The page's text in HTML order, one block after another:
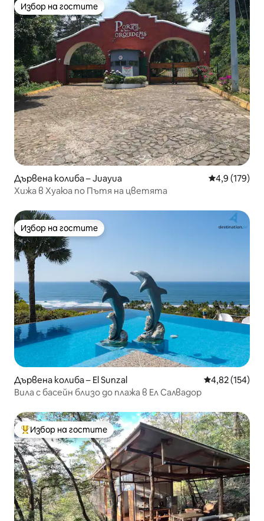
Избор на гостите
Избор на гостите
Дървена колиба – Juayua Средна
4,9 (179)
Хижа в Хуаюа по Пътя на цветята
Избор на гостите
Избор на гостите
Дървена колиба – El Sunzal Средна
4,82 (154)
Вила с басейн близо до плажа в Ел Салвадор
Най-популярен избор на гостите
Избор на гостите